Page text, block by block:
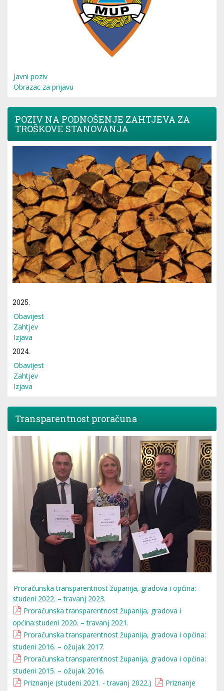
Javni poziv
Obrazac za prijavu
POZIV NA PODNOŠENJE ZAHTJEVA ZA
TROŠKOVE STANOVANJA
2025.
Obavijest
Zahtjev
Izjava
2024.
Obavijest
Zahtjev
Izjava
Transparentnost proračuna
Proračunska transparentnost županija, gradova i općina:
studeni 2022. – travanj 2023.
Proračunska transparentnost županija, gradova i
općina:studeni 2020. – travanj 2021.
Proračunska transparentnost županija, gradova i općina:
studeni 2016. – ožujak 2017.
Proračunska transparentnost županija, gradova i općina:
studeni 2015. – ožujak 2016.
Priznanje (studeni 2021. - travanj 2022.)
Priznanje